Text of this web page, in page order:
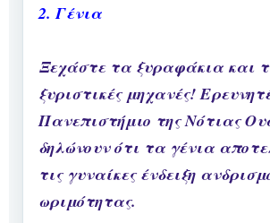
2. Γένια
Ξεχάστε τα ξυραφάκια και
ξυριστικές μηχανές!
Πανεπιστήμιο της Νότιας
δηλώνουν ότι τα γένια
τις γυναίκες ένδειξη
ωριμότητας.